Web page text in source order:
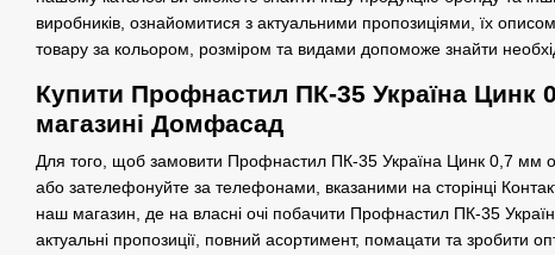
виробників, ознайомитися з актуальними пропозиціями, їх
товару за кольором, розміром та видами допоможе знайти
Купити Профнастил ПК-35 Україна Цинк
магазині Домфасад
Для того, щоб замовити Профнастил ПК-35 Україна Цинк 0,7 мм
або зателефонуйте за телефонами, вказаними на сторінці
наш магазин, де на власні очі побачити Профнастил ПК-35
актуальні пропозиції, повний асортимент, помацати та зробити